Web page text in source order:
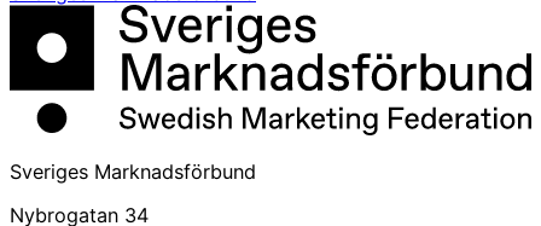
Sveriges Marknadsförbund
Nybrogatan 34